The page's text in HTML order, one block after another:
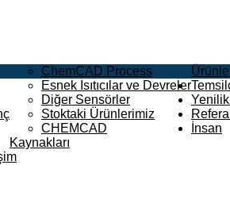
ChemCAD Process
Esnek Isıtıcılar ve Devreler
Diğer Sensörler
Stoktaki Ürünlerimiz
CHEMCAD
İnsan
Kaynakları